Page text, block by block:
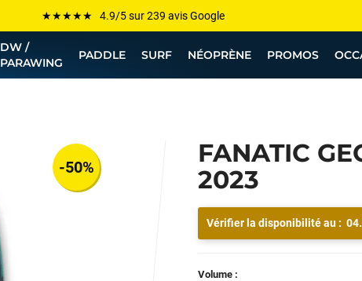
Les plus grandes marques sont chez Funway
Jusqu’à -75% de remise sur le windsurf, wingfoil, etc...
💰 Meilleur prix garanti — Moins cher ailleurs ? On s’aligne !
DW /
PARAWING
PADDLE SURF NÉOPRÈNE PROMOS
FANATIC
2023
-50%
Vérifier la disponibilité au :
Volume :